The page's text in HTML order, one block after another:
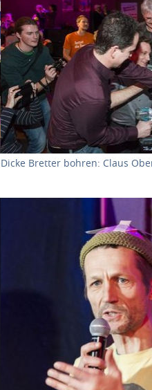
Dicke Bretter bohren: Claus
Show larger version for: